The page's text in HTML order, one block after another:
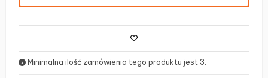
Minimalna ilość zamówienia tego produktu jest 3.